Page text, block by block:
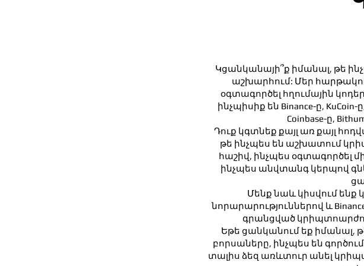
Կցանկանայի՞ք իմանալ, թե
աշխարհում: Մեր
օգտագործել հղումային
ինչպիսիք են Binance-ը, KuCoin-
Coinbase-ը,
Դուք կգտնեք քայլ առ քայլ
թե ինչպես են աշխատում
հաշիվ, ինչպես օգտագործել
ինչպես անվտանգ կերպով
Մենք նաև կիսվում ենք
նորարարություններով և
գրանցված
Եթե ցանկանում եք իմանալ,
բորսաները, ինչպես են
տալիս ձեզ առևտուր անել